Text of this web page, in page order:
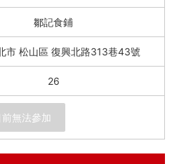
鄒記食鋪
市 松山區 復興北路313巷43號
26
前無法參加